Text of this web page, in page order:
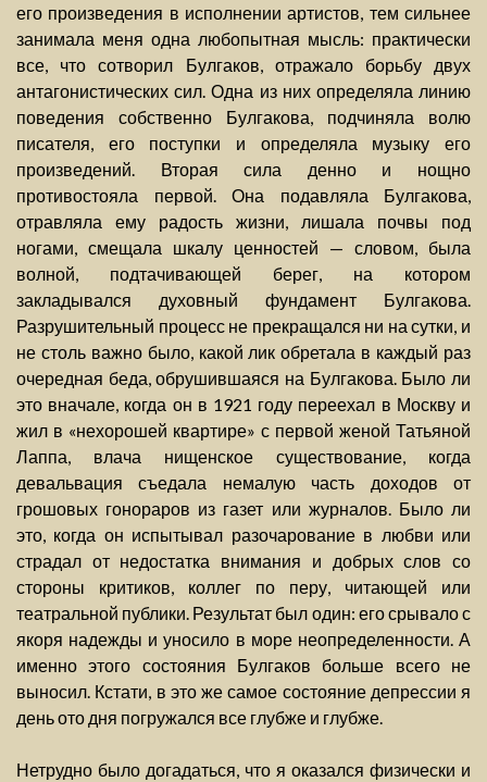
его произведения в исполнении артистов, тем сильнее
занимала меня одна любопытная мысль: практически
все, что сотворил Булгаков, отражало борьбу двух
антагонистических сил. Одна из них определяла линию
поведения собственно Булгакова, подчиняла волю
писателя, его поступки и определяла музыку его
произведений. Вторая сила денно и нощно
противостояла первой. Она подавляла Булгакова,
отравляла ему радость жизни, лишала почвы под
ногами, смещала шкалу ценностей — словом, была
волной, подтачивающей берег, на котором
закладывался духовный фундамент Булгакова.
Разрушительный процесс не прекращался ни на сутки, и
не столь важно было, какой лик обретала в каждый раз
очередная беда, обрушившаяся на Булгакова. Было ли
это вначале, когда он в 1921 году переехал в Москву и
жил в «нехорошей квартире» с первой женой Татьяной
Лаппа, влача нищенское существование, когда
девальвация съедала немалую часть доходов от
грошовых гонораров из газет или журналов. Было ли
это, когда он испытывал разочарование в любви или
страдал от недостатка внимания и добрых слов со
стороны критиков, коллег по перу, читающей или
театральной публики. Результат был один: его срывало с
якоря надежды и уносило в море неопределенности. А
именно этого состояния Булгаков больше всего не
выносил. Кстати, в это же самое состояние депрессии я
день ото дня погружался все глубже и глубже.
Нетрудно было догадаться, что я оказался физически и